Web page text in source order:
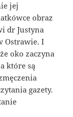
jej
obraz
dr Justyna
Ostrawie. I
oko zaczyna
które są
gazety.